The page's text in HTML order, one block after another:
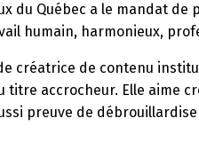
du Québec a le mandat
humain, harmonieux,
créatrice de contenu
accrocheur. Elle aime
preuve de